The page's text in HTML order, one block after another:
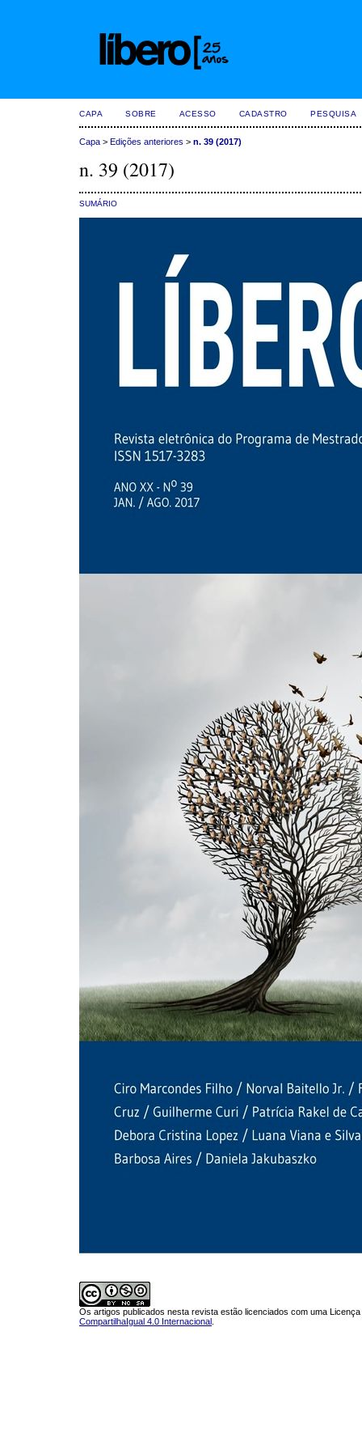
CAPA SOBRE ACESSO CADASTRO PESQUISA
Capa > Edições anteriores > n. 39 (2017)
n. 39 (2017)
SUMÁRIO
Os artigos publicados nesta revista estão licenciados com uma Licença
CompartilhaIgual 4.0 Internacional